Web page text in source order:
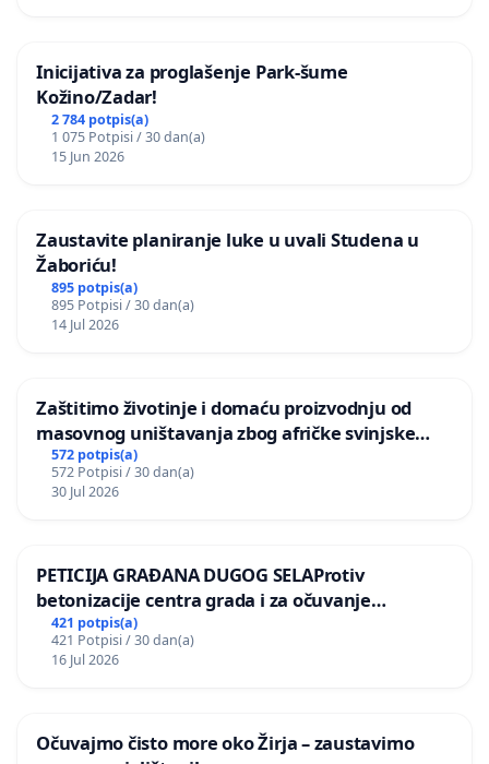
Inicijativa za proglašenje Park-šume
Kožino/Zadar!
2 784 potpis(a)
1 075 Potpisi / 30 dan(a)
15 Jun 2026
Zaustavite planiranje luke u uvali Studena u
Žaboriću!
895 potpis(a)
895 Potpisi / 30 dan(a)
14 Jul 2026
Zaštitimo životinje i domaću proizvodnju od
masovnog uništavanja zbog afričke svinjske
kuge
572 potpis(a)
572 Potpisi / 30 dan(a)
30 Jul 2026
PETICIJA GRAĐANA DUGOG SELAProtiv
betonizacije centra grada i za očuvanje
postojećih zelenih površina i odraslih stabala pri
donošenju izmjena urbanističkog plana
421 potpis(a)
421 Potpisi / 30 dan(a)
16 Jul 2026
Očuvajmo čisto more oko Žirja – zaustavimo